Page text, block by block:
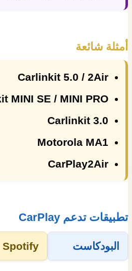
أمثلة شائعة
Carlinkit 5.0 / 2Air
MINI SE / MINI PRO
Carlinkit 3.0
Motorola MA1
CarPlay2Air
تطبيقات تدعم CarPlay
البودكاست Spotify